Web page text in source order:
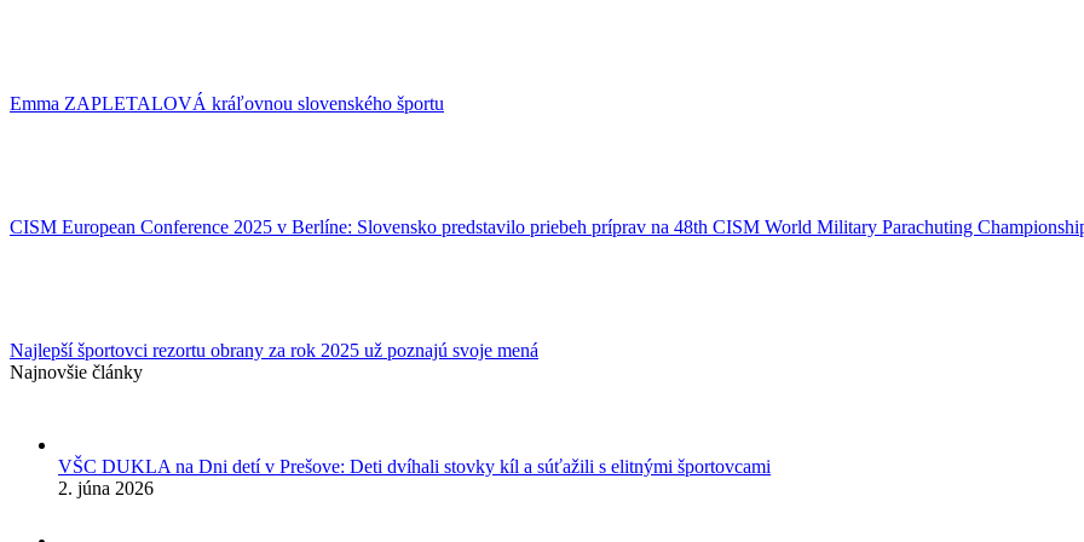
Emma ZAPLETALOVÁ kráľovnou slovenského športu
CISM European Conference 2025 v Berlíne: Slovensko predstavilo priebeh príprav na 48th CISM World Military Parachuting
Najlepší športovci rezortu obrany za rok 2025 už poznajú svoje mená
Najnovšie články
VŠC DUKLA na Dni detí v Prešove: Deti dvíhali stovky kíl a súťažili s elitnými športovcami
2. júna 2026